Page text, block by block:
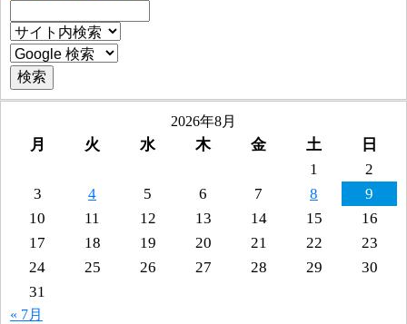
2026年8月
月 火 水 木 金 土
日
1
2
3
4 5 6 7 8
9
10
11 12 13 14 15
16
17
18 19 20 21 22
23
24
25 26 27 28 29
30
31
« 7月